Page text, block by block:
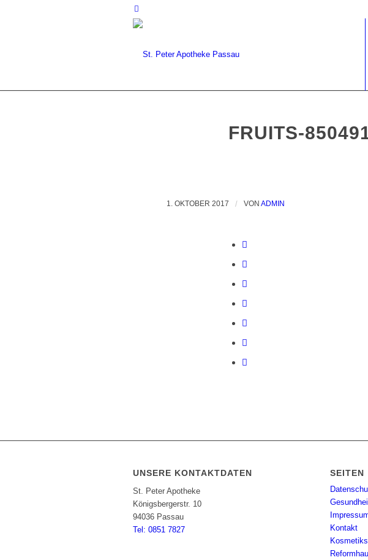
FRUITS-
1. OKTOBER 2017 / VON ADMIN
UNSERE KONTAKTDATEN
St. Peter Apotheke
Königsbergerstr. 10
94036 Passau
Tel: 0851 7827
SEITEN
Kontakt